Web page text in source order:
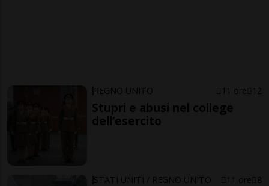
REGNO UNITO 11 ore 12
Stupri e abusi nel college
dell’esercito
STATI UNITI / REGNO UNITO 11 ore 8